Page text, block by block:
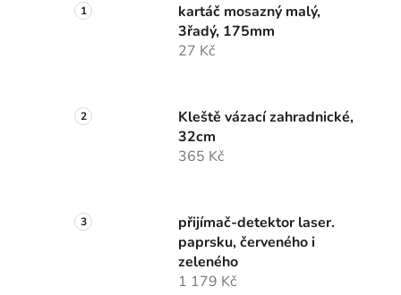
kartáč mosazný malý,
3řadý, 175mm
27 Kč
Kleště vázací zahradnické,
32cm
365 Kč
přijímač-detektor laser.
paprsku, červeného i
zeleného
1 179 Kč